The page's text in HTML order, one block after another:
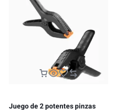
Juego de 2 potentes pinzas